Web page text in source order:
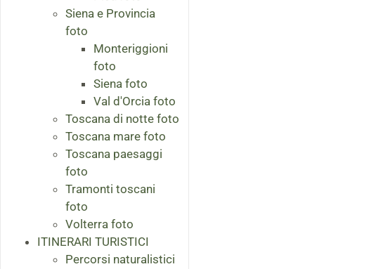
Siena e Provincia
foto
Monteriggioni
foto
Siena foto
Val d'Orcia foto
Toscana di notte foto
Toscana mare foto
Toscana paesaggi
foto
Tramonti toscani
foto
Volterra foto
ITINERARI TURISTICI
Percorsi naturalistici